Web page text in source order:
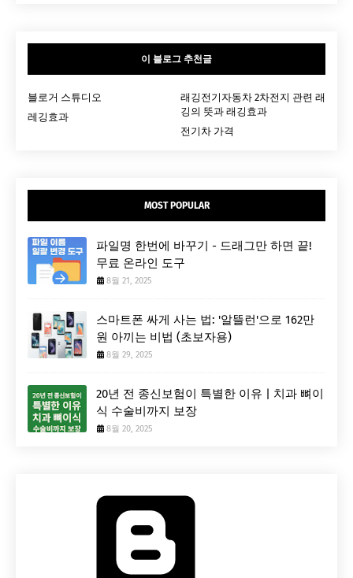
이 블로그 추천글
블로거 스튜디오
래깅전기자동차 2차전지 관련 래
깅의 뜻과 래깅효과
레깅효과
전기차 가격
MOST POPULAR
파일명 한번에 바꾸기 - 드래그만 하면 끝!
무료 온라인 도구
8월 21, 2025
스마트폰 싸게 사는 법: '알뜰런'으로 162만
원 아끼는 비법 (초보자용)
8월 29, 2025
20년 전 종신보험이 특별한 이유 | 치과 뼈이
식 수술비까지 보장
8월 20, 2025